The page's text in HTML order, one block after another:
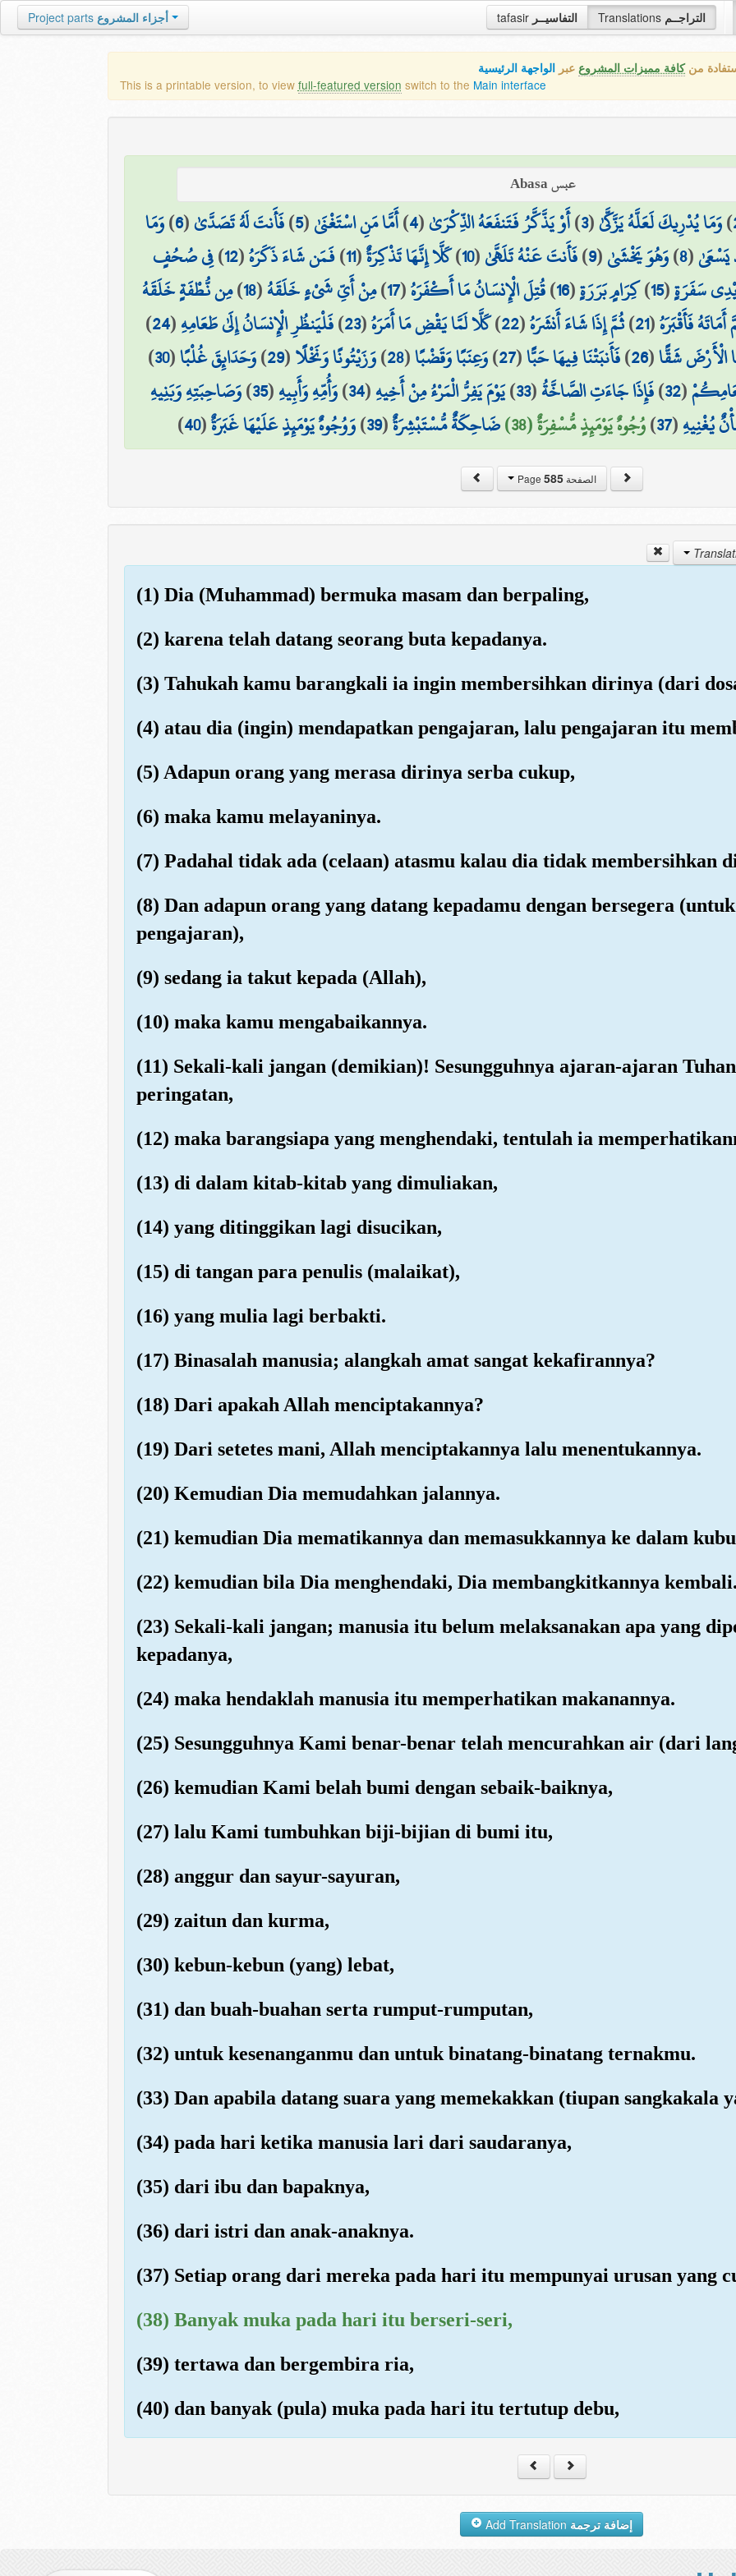
tafasir التفاسيــر Translations التراجــم Project parts أجزاء المشروع
منكافة مميزات المشروع عبر الواجهة الرئيسية
This is a printable version, to view full-featured version switch to the Main interface
عبس Abasa
)وَمَا يُدْرِيكَ لَعَلَّهُ يَزَّكَّىٰ(
3
)أَوْ يَذَّكَّرُ فَتَنفَعَهُ الذِّكْرَىٰ(
4
)أَمَّا مَنِ اسْتَغْنَىٰ(
5
)فَأَنتَ لَهُ تَصَدَّىٰ(
6
)وَمَا
(
8
)وَهُوَ يَخْشَىٰ(
9
)فَأَنتَ عَنْهُ تَلَهَّىٰ(
10
)كَلَّا إِنَّهَا تَذْكِرَةٌ(
11
)فَمَن شَاءَ ذَكَرَهُ(
12
)فِي صُحُفٍ
سَفَرَةٍ(
15
)كِرَامٍ بَرَرَةٍ(
16
)قُتِلَ الْإِنسَانُ مَا أَكْفَرَهُ(
17
)مِنْ أَيِّ شَيْءٍ خَلَقَهُ(
18
)مِن نُّطْفَةٍ خَلَقَهُ
أَمَاتَهُ فَأَقْبَرَهُ(
21
)ثُمَّ إِذَا شَاءَ أَنشَرَهُ(
22
)كَلَّا لَمَّا يَقْضِ مَا أَمَرَهُ(
23
)فَلْيَنظُرِ الْإِنسَانُ إِلَىٰ طَعَامِهِ(
24
)
الْأَرْضَ شَقًّا(
26
)فَأَنبَتْنَا فِيهَا حَبًّا(
27
)وَعِنَبًا وَقَضْبًا(
28
)وَزَيْتُونًا وَنَخْلًا(
29
)وَحَدَائِقَ غُلْبًا(
30
)
(
32
)فَإِذَا جَاءَتِ الصَّاخَّةُ(
33
)يَوْمَ يَفِرُّ الْمَرْءُ مِنْ أَخِيهِ(
34
)وَأُمِّهِ وَأَبِيهِ(
35
)وَصَاحِبَتِهِ وَبَنِيهِ
يُغْنِيهِ(
37
)وُجُوهٌ يَوْمَئِذٍ مُّسْفِرَةٌ (38) ضَاحِكَةٌ مُّسْتَبْشِرَةٌ(
39
)وَوُجُوهٌ يَوْمَئِذٍ عَلَيْهَا غَبَرَةٌ(
40
)
الصفحة Page585
(1) Dia (Muhammad) bermuka masam dan berpaling,
(2) karena telah datang seorang buta kepadanya.
(3) Tahukah kamu barangkali ia ingin membersihkan dirinya (dari
(4) atau dia (ingin) mendapatkan pengajaran, lalu pengajaran itu
(5) Adapun orang yang merasa dirinya serba cukup,
(6) maka kamu melayaninya.
(7) Padahal tidak ada (celaan) atasmu kalau dia tidak membersihkan
(8) Dan adapun orang yang datang kepadamu dengan bersegera
pengajaran),
(9) sedang ia takut kepada (Allah),
(10) maka kamu mengabaikannya.
(11) Sekali-kali jangan (demikian)! Sesungguhnya ajaran-ajaran
peringatan,
(12) maka barangsiapa yang menghendaki, tentulah ia
(13) di dalam kitab-kitab yang dimuliakan,
(14) yang ditinggikan lagi disucikan,
(15) di tangan para penulis (malaikat),
(16) yang mulia lagi berbakti.
(17) Binasalah manusia; alangkah amat sangat kekafirannya?
(18) Dari apakah Allah menciptakannya?
(19) Dari setetes mani, Allah menciptakannya lalu menentukannya.
(20) Kemudian Dia memudahkan jalannya.
(21) kemudian Dia mematikannya dan memasukkannya ke dalam
(22) kemudian bila Dia menghendaki, Dia membangkitkannya
(23) Sekali-kali jangan; manusia itu belum melaksanakan apa yang
kepadanya,
(24) maka hendaklah manusia itu memperhatikan makanannya.
(25) Sesungguhnya Kami benar-benar telah mencurahkan air (dari
(26) kemudian Kami belah bumi dengan sebaik-baiknya,
(27) lalu Kami tumbuhkan biji-bijian di bumi itu,
(28) anggur dan sayur-sayuran,
(29) zaitun dan kurma,
(30) kebun-kebun (yang) lebat,
(31) dan buah-buahan serta rumput-rumputan,
(32) untuk kesenanganmu dan untuk binatang-binatang ternakmu.
(33) Dan apabila datang suara yang memekakkan (tiupan sangkakala
(34) pada hari ketika manusia lari dari saudaranya,
(35) dari ibu dan bapaknya,
(36) dari istri dan anak-anaknya.
(37) Setiap orang dari mereka pada hari itu mempunyai urusan yang
(38) Banyak muka pada hari itu berseri-seri,
(39) tertawa dan bergembira ria,
(40) dan banyak (pula) muka pada hari itu tertutup debu,
إضافة ترجمة